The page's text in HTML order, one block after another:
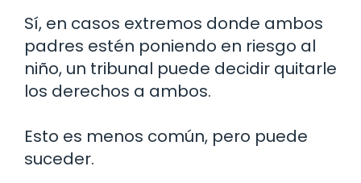
Sí, en casos extremos donde ambos
padres estén poniendo en riesgo al
niño, un tribunal puede decidir quitarle
los derechos a ambos.
Esto es menos común, pero puede
suceder.